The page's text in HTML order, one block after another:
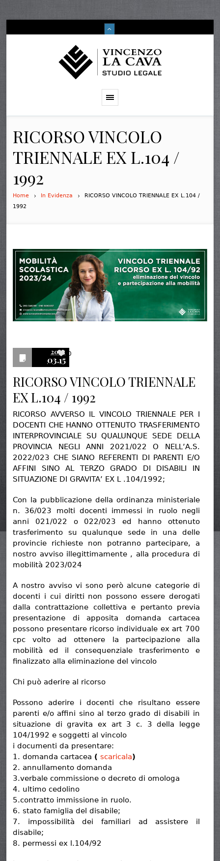
RICORSO VINCOLO
TRIENNALE EX L.104 /
1992
Home In Evidenza
RICORSO VINCOLO TRIENNALE EX L.104 /
1992
2023
03.15
0
RICORSO VINCOLO TRIENNALE
EX L.104 / 1992
RICORSO AVVERSO IL VINCOLO TRIENNALE PER I
DOCENTI CHE HANNO OTTENUTO TRASFERIMENTO
INTERPROVINCIALE SU QUALUNQUE SEDE DELLA
PROVINCIA NEGLI ANNI 2021/022 O NELL’A.S.
2022/023 CHE SIANO REFERENTI DI PARENTI E/O
AFFINI SINO AL TERZO GRADO DI DISABILI IN
SITUAZIONE DI GRAVITA’ EX L .104/1992;
Con la pubblicazione della ordinanza ministeriale
n. 36/023 molti docenti immessi in ruolo negli
anni 021/022 o 022/023 ed hanno ottenuto
trasferimento su qualunque sede in una delle
provincie richieste non potranno partecipare, a
nostro avviso illegittimamente , alla procedura di
mobilità 2023/024
A nostro avviso vi sono però alcune categorie di
docenti i cui diritti non possono essere derogati
dalla contrattazione collettiva e pertanto previa
presentazione di apposita domanda cartacea
possono presentare ricorso individuale ex art 700
cpc volto ad ottenere la partecipazione alla
mobilità ed il consequenziale trasferimento e
finalizzato alla eliminazione del vincolo
Chi può aderire al ricorso
Possono aderire i docenti che risultano essere
parenti e/o affini sino al terzo grado di disabili in
situazione di gravita ex art 3 c. 3 della legge
104/1992 e soggetti al vincolo
i documenti da presentare:
1. domanda cartacea (scaricala)
2. annullamento domanda
3.verbale commissione o decreto di omologa
4. ultimo cedolino
5.contratto immissione in ruolo.
6. stato famiglia del disabile;
7. impossibilità dei familiari ad assistere il
disabile;
8. permessi ex l.104/92